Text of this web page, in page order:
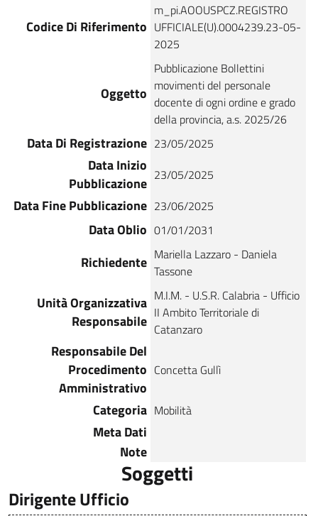
Codice Di Riferimento
m_pi.AOOUSPCZ.REGISTRO
UFFICIALE(U).0004239.23-05-
2025
Oggetto
Pubblicazione Bollettini
movimenti del personale
docente di ogni ordine e grado
della provincia, a.s. 2025/26
Data Di Registrazione 23/05/2025
Data Inizio
Pubblicazione 23/05/2025
Data Fine Pubblicazione 23/06/2025
Data Oblio 01/01/2031
Richiedente Mariella Lazzaro - Daniela
Tassone
Unità Organizzativa
Responsabile
M.I.M. - U.S.R. Calabria - Ufficio
II Ambito Territoriale di
Catanzaro
Responsabile Del
Procedimento
Amministrativo
Concetta Gullì
Categoria Mobilità
Meta Dati
Note
Soggetti
Dirigente Ufficio